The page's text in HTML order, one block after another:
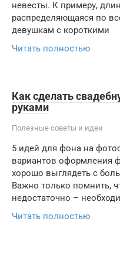
невесты. К примеру,
распределяющаяся по
девушкам с короткими
Читать полностью
Как сделать
руками
Полезные советы и идеи
5 идей для фона на
вариантов оформления
хорошо выглядеть с
Важно только помнить,
недостаточно –
Читать полностью